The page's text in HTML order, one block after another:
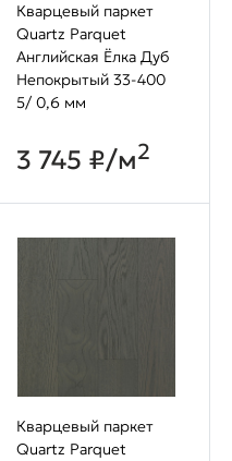
Кварцевый паркет
Quartz Parquet
Английская Ёлка Дуб
Непокрытый 33-400
5/ 0,6 мм
3 745 ₽/м2
Кварцевый паркет
Quartz Parquet